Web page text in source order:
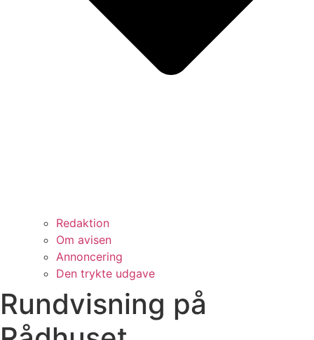
Redaktion
Om avisen
Annoncering
Den trykte udgave
Rundvisning på